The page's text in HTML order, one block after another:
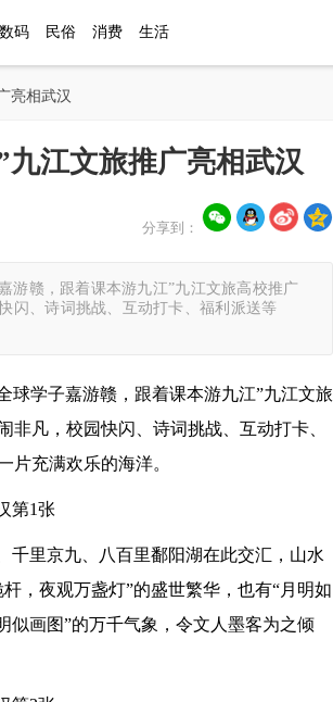
数码 民俗 消费 生活
亮相武汉
江文旅推广亮相武汉
分享到：
游赣，跟着课本游九江”九江文旅高校推广
闪、诗词挑战、互动打卡、福利派送等
球学子嘉游赣，跟着课本游九江”九江文旅
凡，校园快闪、诗词挑战、互动打卡、
片充满欢乐的海洋。
千里京九、八百里鄱阳湖在此交汇，山水
，夜观万盏灯”的盛世繁华，也有“月明如
似画图”的万千气象，令文人墨客为之倾